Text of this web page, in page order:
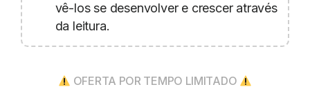
vê-los se desenvolver e crescer através
da leitura.
OFERTA POR TEMPO LIMITADO